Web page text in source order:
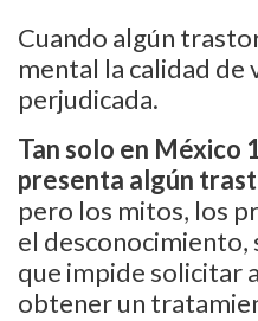
Cuando algún
mental la calidad de
perjudicada.
Tan solo en México
presenta algún
pero los mitos, los
el desconocimiento,
que impide solicitar
obtener un